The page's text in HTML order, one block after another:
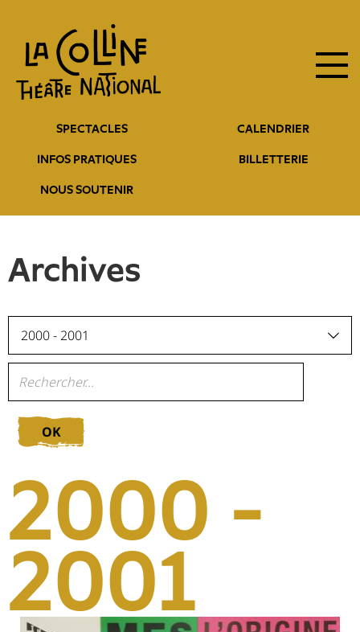
contenu
principal
entête
SPECTACLES CALENDRIER
INFOS PRATIQUES BILLETTERIE
NOUS SOUTENIR
principale
Archives
2000 - 2001
OK
2000 -
2001